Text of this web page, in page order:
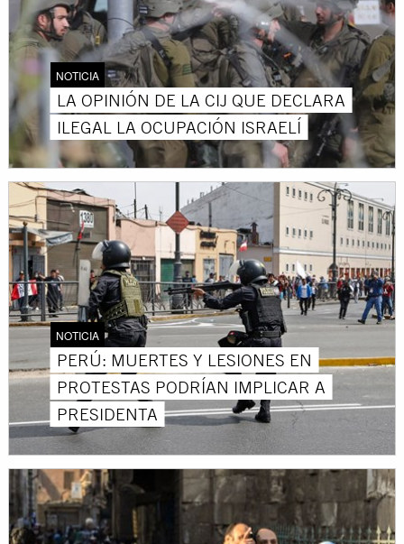
NOTICIA
LA OPINIÓN DE LA CIJ QUE DECLARA
ILEGAL LA OCUPACIÓN ISRAELÍ
NOTICIA
PERÚ: MUERTES Y LESIONES EN
PROTESTAS PODRÍAN IMPLICAR A
PRESIDENTA